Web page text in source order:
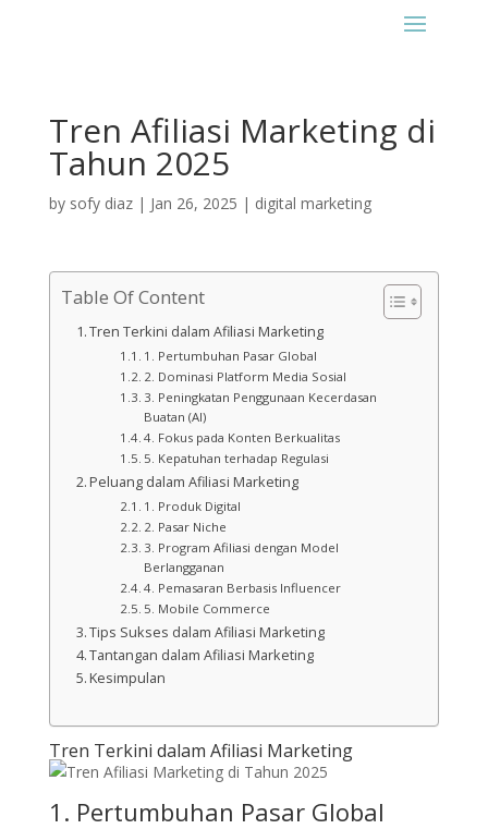
Tren Afiliasi Marketing di
Tahun 2025
by sofy diaz| Jan 26, 2025 | digital marketing
Table Of Content
Tren Terkini dalam Afiliasi Marketing
1. Pertumbuhan Pasar Global
2. Dominasi Platform Media Sosial
3. Peningkatan Penggunaan Kecerdasan
Buatan (AI)
4. Fokus pada Konten Berkualitas
5. Kepatuhan terhadap Regulasi
Peluang dalam Afiliasi Marketing
1. Produk Digital
2. Pasar Niche
3. Program Afiliasi dengan Model
Berlangganan
4. Pemasaran Berbasis Influencer
5. Mobile Commerce
Tips Sukses dalam Afiliasi Marketing
Tantangan dalam Afiliasi Marketing
Kesimpulan
Tren Terkini dalam Afiliasi Marketing
1. Pertumbuhan Pasar Global